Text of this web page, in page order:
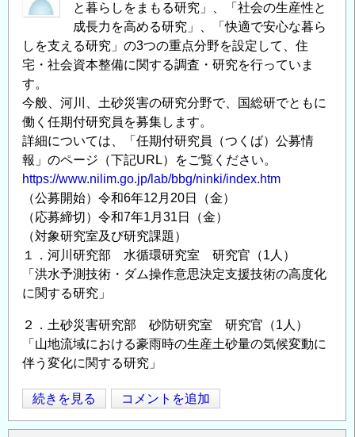
～
社
会
資
本
整
備
に
関
す
５
つ
分
野
で
新
た
に
と暮らしをまもる研究」、「社会の生産性と
成長力を高める研究」、「快適で安心な暮ら
しを支える研究」の3つの重点分野を設定して、住
宅・社会資本整備に関する調査・研究を行っていま
す。
今般、河川、土砂災害の研究分野で、国総研でともに
働く任期付研究員を募集します。
詳細については、「任期付研究員（つくば）公募情
報」のページ（下記URL）をご覧ください。
https://www.nilim.go.jp/lab/bbg/ninki/index.htm
（公募開始）令和6年12月20日（金）
（応募締切）令和7年1月31日（金）
（対象研究室及び研究課題）
１．河川研究部 水循環研究室 研究官（1人）
「洪水予測技術・ダム操作意思決定支援技術の高度化
に関する研究」
２．土砂災害研究部 砂防研究室 研究官（1人）
「山地流域における豪雨時の生産土砂量の気候変動に
伴う変化に関する研究」
任
期
続きを見る コメントを追加